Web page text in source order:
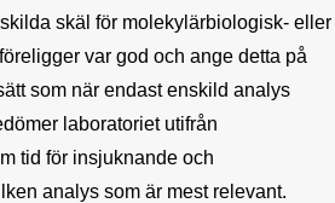
skäl för molekylärbiologisk- eller
var god och ange detta på
som när endast enskild analys
laboratoriet utifrån
tid för insjuknande och
analys som är mest relevant.